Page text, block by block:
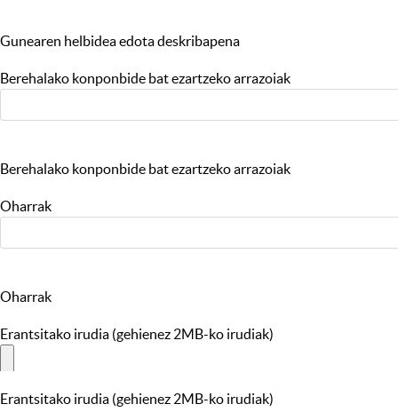
Gunearen helbidea edota deskribapena
Berehalako konponbide bat ezartzeko arrazoiak
Berehalako konponbide bat ezartzeko arrazoiak
Oharrak
Oharrak
Erantsitako irudia (gehienez 2MB-ko irudiak)
Erantsitako irudia (gehienez 2MB-ko irudiak)